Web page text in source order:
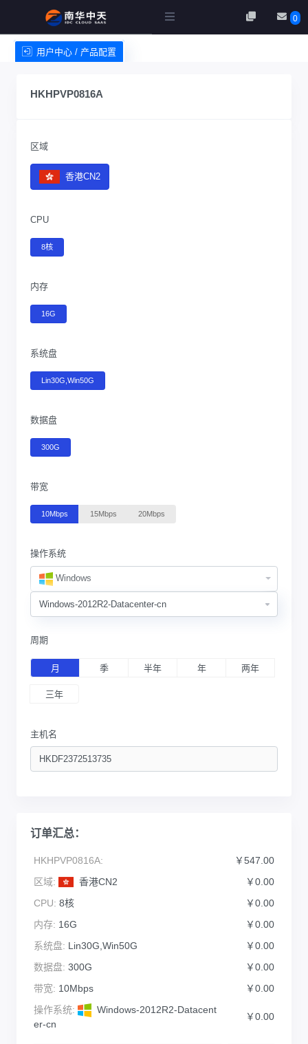
0
用户中心 / 产品配置
HKHPVP0816A
区域
香港CN2
CPU
8核
内存
16G
系统盘
Lin30G,Win50G
数据盘
300G
带宽
10Mbps 15Mbps 20Mbps
操作系统
Windows
周期
月 季 半年 年 两年
三年
主机名
订单汇总：
HKHPVP0816A:
￥547.00
区域:
香港CN2
￥0.00
CPU: 8核
￥0.00
内存: 16G
￥0.00
系统盘: Lin30G,Win50G
￥0.00
数据盘: 300G
￥0.00
带宽: 10Mbps
￥0.00
操作系统:
Windows-2012R2-Datacent
er-cn
￥0.00